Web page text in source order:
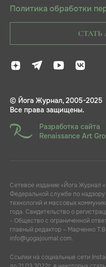
Политика обработки
СТАТЬ
© Йога Журнал, 2005-2025
Все права защищены.
Разработка сайта
Renaissance Art
Сетевое издание «Йога Журнал
Федеральной службе по
технологий и массовых
года. Свидетельство о
- Общество с ограниченной
главный редактор – Марченко
info@yogajournal.com.
Ссылки на социальные сети